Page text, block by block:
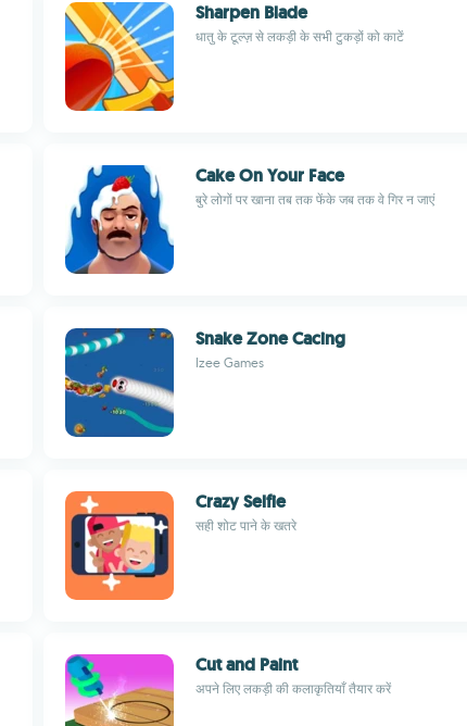
Sharpen Blade
धातु के टूल्ज़ से लकड़ी के सभी टुकड़ों को काटें
Cake On Your Face
बुरे लोगों पर खाना तब तक फेंके जब तक वे गिर न जाएं
Snake Zone Cacing
Izee Games
Crazy Selfie
सही शोट पाने के खतरे
Cut and Paint
अपने लिए लकड़ी की कलाकृतियाँ तैयार करें